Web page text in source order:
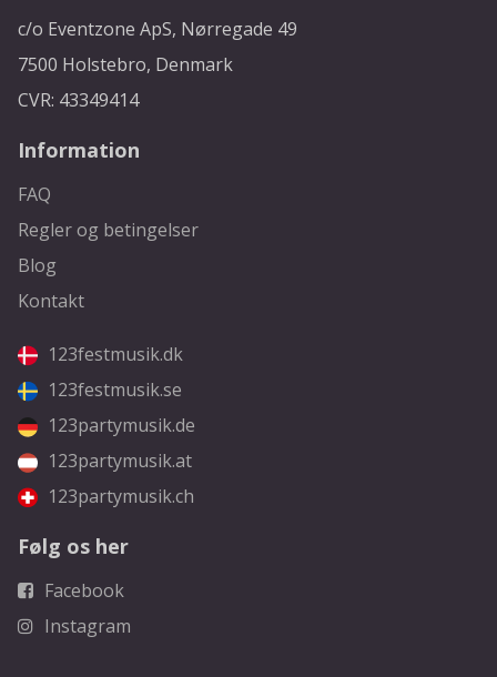
c/o Eventzone ApS, Nørregade 49
7500 Holstebro, Denmark
CVR: 43349414
Information
FAQ
Regler og betingelser
Blog
Kontakt
123festmusik.dk
123festmusik.se
123partymusik.de
123partymusik.at
123partymusik.ch
Følg os her
Facebook
Instagram